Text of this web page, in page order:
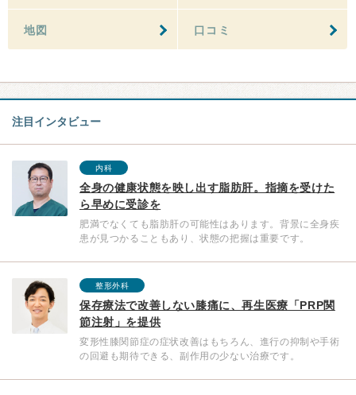
地図 口コミ
注目インタビュー
内科
全身の健康状態を映し出す脂肪肝。指摘を受けた
ら早めに受診を
肥満でなくても脂肪肝の可能性はあります。背景に全身疾
患が見つかることもあり、状態の把握は重要です。
整形外科
保存療法で改善しない膝痛に、再生医療「PRP関
節注射」を提供
変形性膝関節症の症状改善はもちろん、進行の抑制や手術
の回避も期待できる、副作用の少ない治療です。